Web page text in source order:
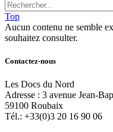
Top
Aucun contenu ne semble
souhaitez consulter.
Contactez-nous
Les Docs du Nord
Adresse : 3 avenue Jean-
59100 Roubaix
Tél.: +33(0)3 20 16 90 06